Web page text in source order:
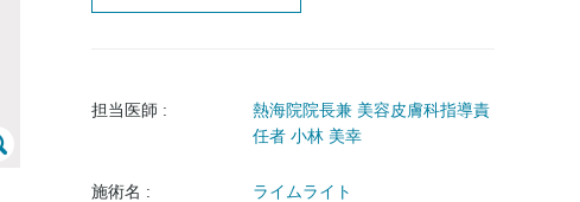
担当医師 :
熱海院院長兼 美容皮膚科指導責
任者 小林 美幸
施術名 : ライムライト